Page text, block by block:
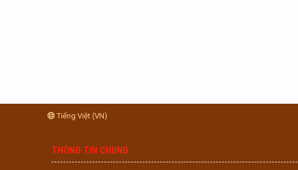
Tiếng Việt (VN)
THÔNG TIN CHUNG